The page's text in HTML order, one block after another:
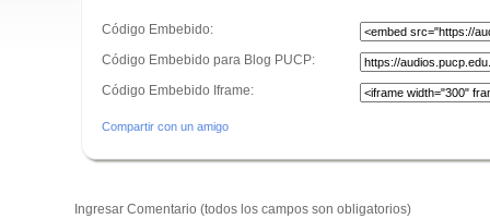
Código Embebido:
Código Embebido para Blog PUCP:
Código Embebido Iframe:
Compartir con un amigo
Ingresar Comentario (todos los campos son obligatorios)